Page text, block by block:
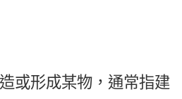
或形成某物，通常指建